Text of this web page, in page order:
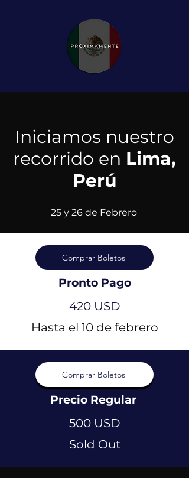
Iniciamos nuestro
recorrido en Lima,
Perú
25 y 26 de Febrero
Comprar Boletos
Pronto Pago
420 USD
Hasta el 10 de febrero
Comprar Boletos
Precio Regular
500 USD
Sold Out